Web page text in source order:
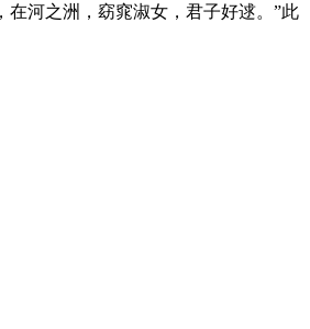
在河之洲，窈窕淑女，君子好逑。”此